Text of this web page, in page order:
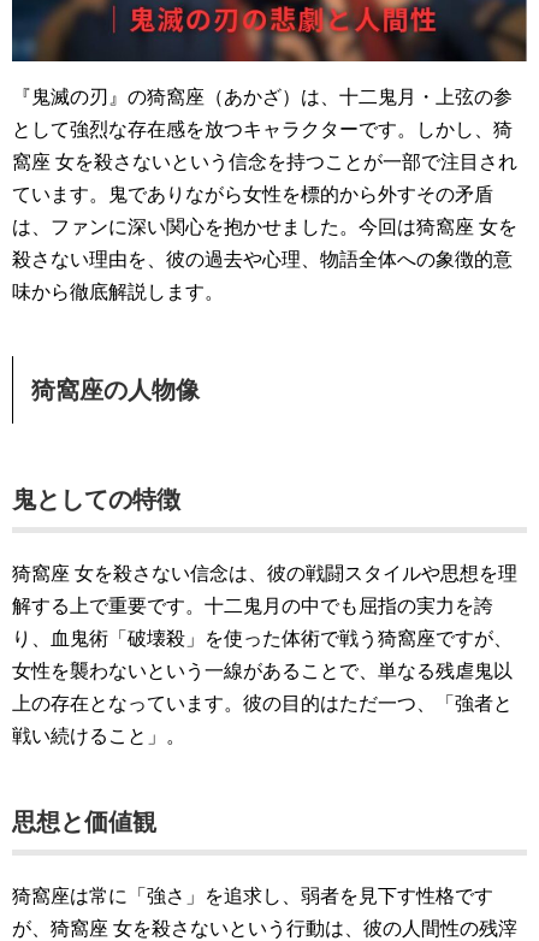
『鬼滅の刃』の猗窩座（あかざ）は、十二鬼月・上弦の参
として強烈な存在感を放つキャラクターです。しかし、猗
窩座 女を殺さないという信念を持つことが一部で注目され
ています。鬼でありながら女性を標的から外すその矛盾
は、ファンに深い関心を抱かせました。今回は猗窩座 女を
殺さない理由を、彼の過去や心理、物語全体への象徴的意
味から徹底解説します。
猗窩座の人物像
鬼としての特徴
猗窩座 女を殺さない信念は、彼の戦闘スタイルや思想を理
解する上で重要です。十二鬼月の中でも屈指の実力を誇
り、血鬼術「破壊殺」を使った体術で戦う猗窩座ですが、
女性を襲わないという一線があることで、単なる残虐鬼以
上の存在となっています。彼の目的はただ一つ、「強者と
戦い続けること」。
思想と価値観
猗窩座は常に「強さ」を追求し、弱者を見下す性格です
が、猗窩座 女を殺さないという行動は、彼の人間性の残滓